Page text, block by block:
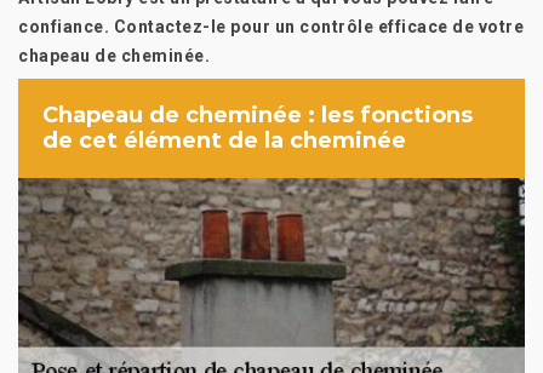
confiance. Contactez-le pour un contrôle efficace de votre
chapeau de cheminée.
Chapeau de cheminée : les fonctions
de cet élément de la cheminée